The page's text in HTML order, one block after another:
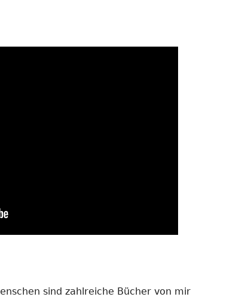
sind zahlreiche Bücher von mir